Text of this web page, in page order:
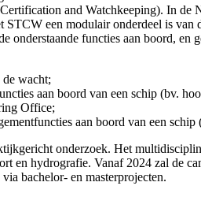
and Watchkeeping). In de
een modulair onderdeel is
functies aan boord, en
wacht;
aan boord van een schip (bv.
Office;
aan boord van een
onderzoek. Het
hydrografie. Vanaf 2024 zal de
bachelor- en masterprojecten.